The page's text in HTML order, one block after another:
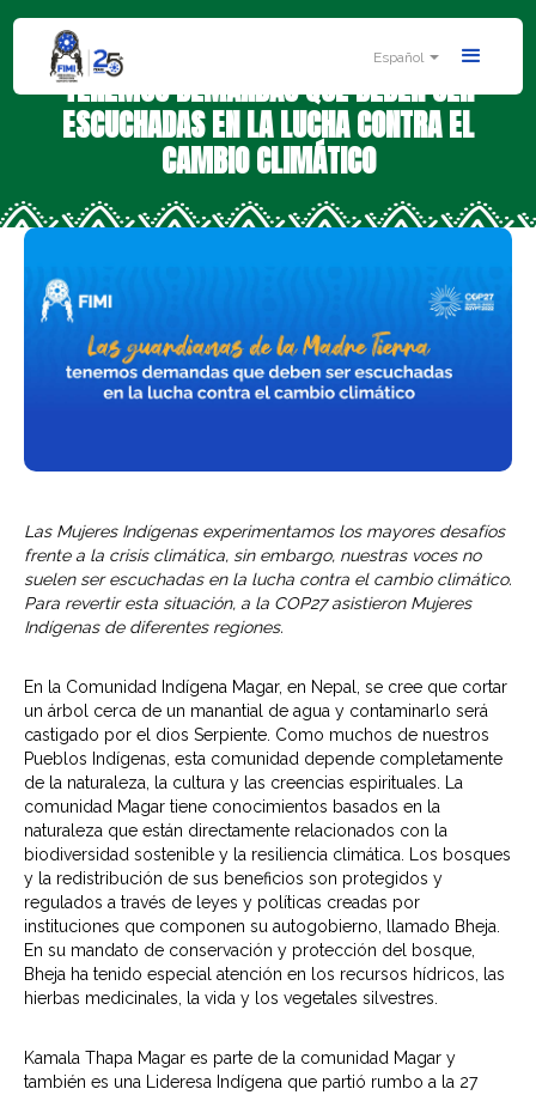
Español
LAS GUARDIANAS DE LA MADRE TIERRA
TENEMOS DEMANDAS QUE DEBEN SER
ESCUCHADAS EN LA LUCHA CONTRA EL
CAMBIO CLIMÁTICO
Las Mujeres Indígenas experimentamos los mayores desafíos
frente a la crisis climática, sin embargo, nuestras voces no
suelen ser escuchadas en la lucha contra el cambio climático.
Para revertir esta situación, a la COP27 asistieron Mujeres
Indígenas de diferentes regiones.
En la Comunidad Indígena Magar, en Nepal, se cree que cortar
un árbol cerca de un manantial de agua y contaminarlo será
castigado por el dios Serpiente. Como muchos de nuestros
Pueblos Indígenas, esta comunidad depende completamente
de la naturaleza, la cultura y las creencias espirituales. La
comunidad Magar tiene conocimientos basados ​​en la
naturaleza que están directamente relacionados con la
biodiversidad sostenible y la resiliencia climática. Los bosques
y la redistribución de sus beneficios son protegidos y
regulados a través de leyes y políticas creadas por
instituciones que componen su autogobierno, llamado Bheja.
En su mandato de conservación y protección del bosque,
Bheja ha tenido especial atención en los recursos hídricos, las
hierbas medicinales, la vida y los vegetales silvestres.
Kamala Thapa Magar es parte de la comunidad Magar y
también es una Lideresa Indígena que partió rumbo a la 27